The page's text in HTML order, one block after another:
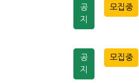
공
지
모집중
공
지
모집중